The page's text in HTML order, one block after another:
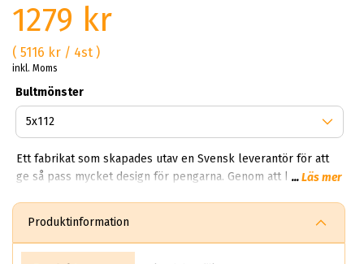
1279 kr
( 5116 kr / 4st )
inkl. Moms
Bultmönster
Ett fabrikat som skapades utav en Svensk leverantör för att
ge så pass mycket design för pengarna. Genom att köpa
snygg, lättvättad och fem-sju ekrad fälg för en billig peng.
Image är lämpliga för både sommar och vinter. Just därför ska
...Läs mer
Produktinformation